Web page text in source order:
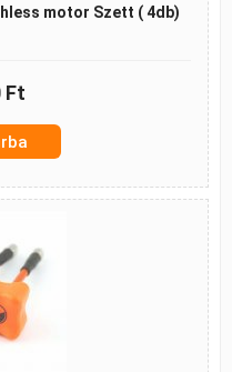
motor Szett ( 4db)
Ft